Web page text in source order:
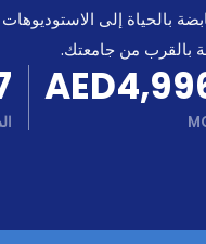
بالحياة إلى
بالقرب من جامعتك.